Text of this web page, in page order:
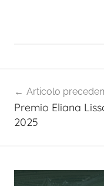
articoli
Articolo
Premio Eliana
2025